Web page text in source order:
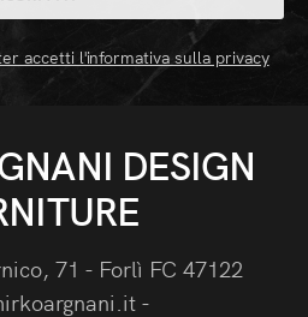
accetti l'informativa sulla privacy
DESIGN
71 - Forlì FC 47122
-